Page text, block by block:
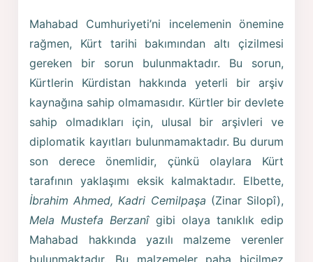
Mahabad Cumhuriyeti’ni incelemenin önemine
rağmen, Kürt tarihi bakımından altı çizilmesi
gereken bir sorun bulunmaktadır. Bu sorun,
Kürtlerin Kürdistan hakkında yeterli bir arşiv
kaynağına sahip olmamasıdır. Kürtler bir devlete
sahip olmadıkları için, ulusal bir arşivleri ve
diplomatik kayıtları bulunmamaktadır. Bu durum
son derece önemlidir, çünkü olaylara Kürt
tarafının yaklaşımı eksik kalmaktadır. Elbette,
İbrahim Ahmed, Kadri Cemilpaşa (Zinar Silopî),
Mela Mustefa Berzanîgibi olaya tanıklık edip
Mahabad hakkında yazılı malzeme verenler